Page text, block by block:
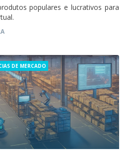
populares e lucrativos para
DE MERCADO